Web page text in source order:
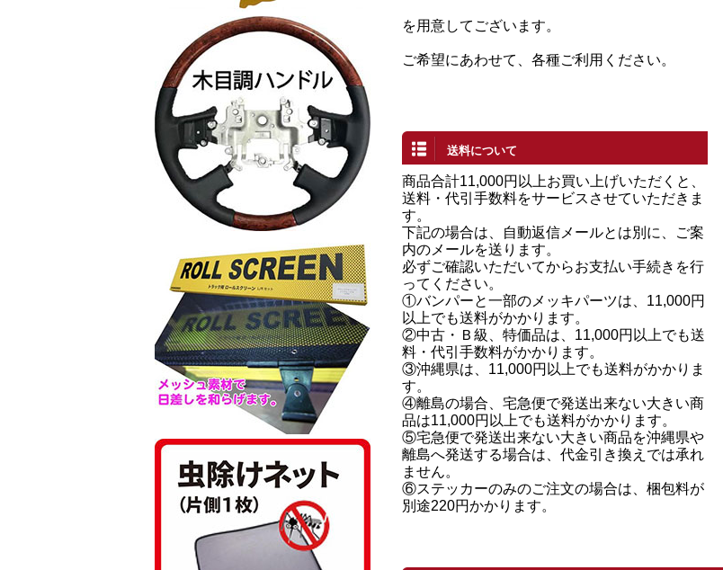
を用意してございます。
ご希望にあわせて、各種ご利用ください。
送料について
商品合計11,000円以上お買い上げいただくと、
送料・代引手数料をサービスさせていただきま
す。
下記の場合は、自動返信メールとは別に、ご案
内のメールを送ります。
必ずご確認いただいてからお支払い手続きを行
ってください。
①バンパーと一部のメッキパーツは、11,000円
以上でも送料がかかります。
②中古・Ｂ級、特価品は、11,000円以上でも送
料・代引手数料がかかります。
③沖縄県は、11,000円以上でも送料がかかりま
す。
④離島の場合、宅急便で発送出来ない大きい商
品は11,000円以上でも送料がかかります。
⑤宅急便で発送出来ない大きい商品を沖縄県や
離島へ発送する場合は、代金引き換えでは承れ
ません。
⑥ステッカーのみのご注文の場合は、梱包料が
別途220円かかります。